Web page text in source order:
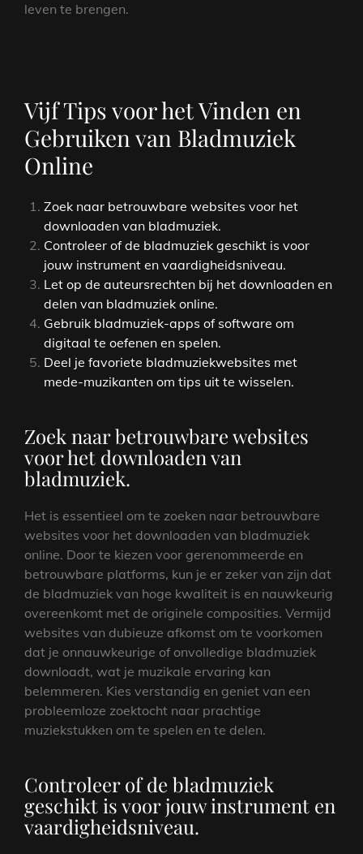
leven te brengen.
Vijf Tips voor het Vinden en
Gebruiken van Bladmuziek
Online
Zoek naar betrouwbare websites voor het
downloaden van bladmuziek.
Controleer of de bladmuziek geschikt is voor
jouw instrument en vaardigheidsniveau.
Let op de auteursrechten bij het downloaden en
delen van bladmuziek online.
Gebruik bladmuziek-apps of software om
digitaal te oefenen en spelen.
Deel je favoriete bladmuziekwebsites met
mede-muzikanten om tips uit te wisselen.
Zoek naar betrouwbare websites
voor het downloaden van
bladmuziek.
Het is essentieel om te zoeken naar betrouwbare
websites voor het downloaden van bladmuziek
online. Door te kiezen voor gerenommeerde en
betrouwbare platforms, kun je er zeker van zijn dat
de bladmuziek van hoge kwaliteit is en nauwkeurig
overeenkomt met de originele composities. Vermijd
websites van dubieuze afkomst om te voorkomen
dat je onnauwkeurige of onvolledige bladmuziek
downloadt, wat je muzikale ervaring kan
belemmeren. Kies verstandig en geniet van een
probleemloze zoektocht naar prachtige
muziekstukken om te spelen en te delen.
Controleer of de bladmuziek
geschikt is voor jouw instrument en
vaardigheidsniveau.